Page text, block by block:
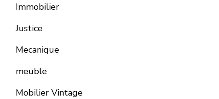
Immobilier
Justice
Mecanique
meuble
Mobilier Vintage